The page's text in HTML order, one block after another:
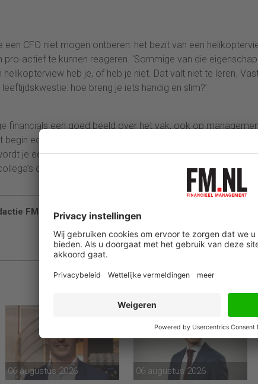
een CFO niet mogen ontberen: het bezit van een
actief te kunnen reageren. ‘Sommige van die
heb je, of heb je niet. Dat valt niet te leren.
hoe breng je iets handig en slim?’
financials een goed beeld over het vak, ook op
begin echter nog wel eens een probleem: ‘Bij management
je een bepaalde denkwijze aangeleerd. Mensen die net
die níet zo denken. Daar gaat het nog wel eens mis,
FM
06 augustus 2026 06 augustus 2026